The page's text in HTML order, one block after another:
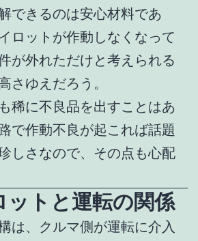
できるのは安心材料であ
ロットが作動しなくなって
が外れただけと考えられる
さゆえだろう。
稀に不良品を出すことはあ
で作動不良が起これば話題
しさなので、その点も心配
ットと運転の関係
は、クルマ側が運転に介入